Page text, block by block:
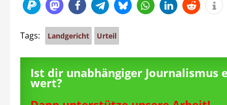
Tags: Landgericht Urteil
Ist dir unabhängiger Journalismus
wert?